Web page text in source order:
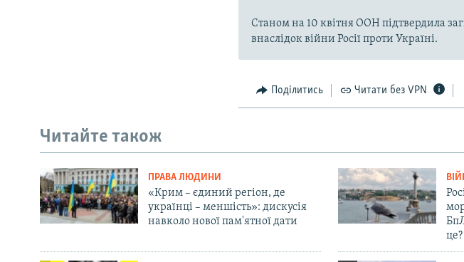
Станом на 10 квітня ООН підтвердила
внаслідок війни Росії проти Україні.
Поділитись Читати без VPN
Читайте також
ПРАВА ЛЮДИНИ
«Крим – єдиний регіон, де
українці – меншість»: дискусія
навколо нової пам'ятної дати
це?